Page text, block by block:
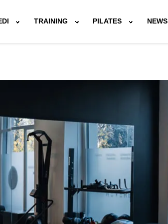
TRAINING PILATES NEWS